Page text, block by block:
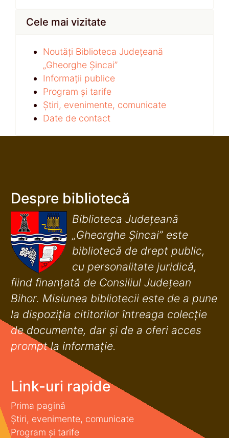
Cele mai vizitate
Noutăți Biblioteca Județeană
„Gheorghe Șincai”
Informații publice
Program și tarife
Știri, evenimente, comunicate
Date de contact
Despre bibliotecă
Biblioteca Județeană
„Gheorghe Șincai” este
bibliotecă de drept public,
cu personalitate juridică,
fiind finanţată de Consiliul Judeţean
Bihor. Misiunea bibliotecii este de a pune
la dispoziţia cititorilor întreaga colecţie
de documente, dar şi de a oferi acces
prompt la informaţie.
Link-uri rapide
Prima pagină
Știri, evenimente, comunicate
Program și tarife